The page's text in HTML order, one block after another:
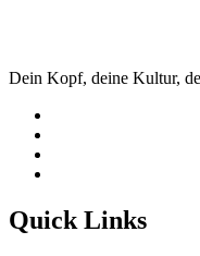
Dein Kopf, deine Kultur,
Quick Links